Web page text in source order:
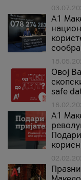
A1
Овој
safe
А1